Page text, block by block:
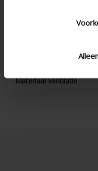
Materiaal ventilatie